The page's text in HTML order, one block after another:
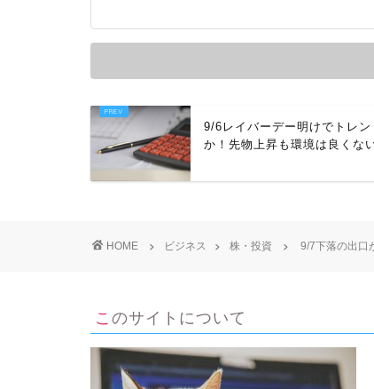
9/6レイバーデー明けでトレン
か！先物上昇も環境は良くな
HOME ビジネス 株・投資 9/7下落の出口
このサイトについて